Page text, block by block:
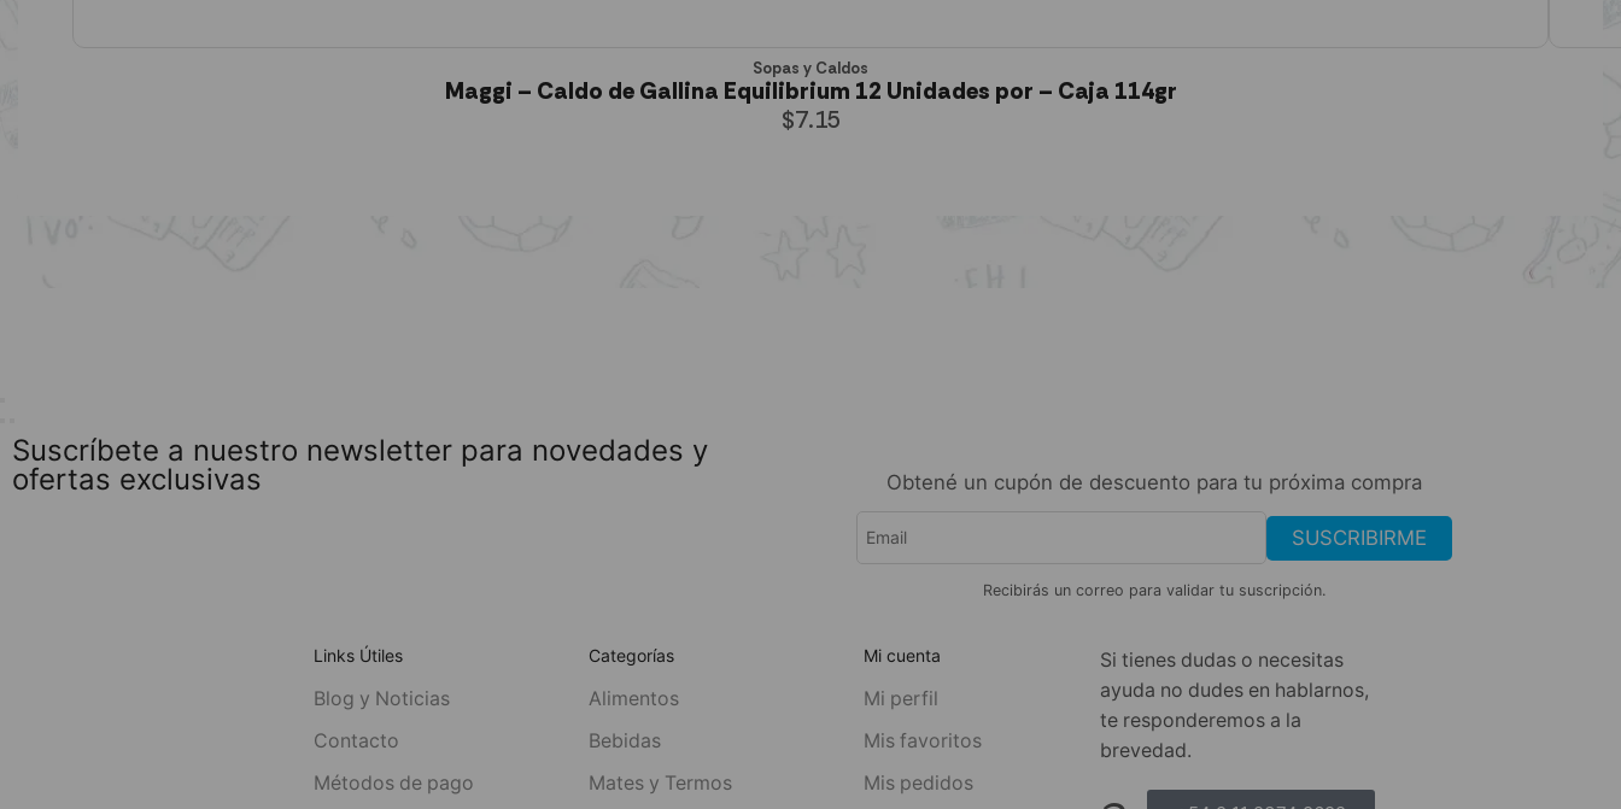
Sopas y Caldos
Maggi – Caldo de Gallina Equilibrium 12 Unidades por – Caja 114gr
$7.15
Suscríbete a nuestro newsletter para novedades y
ofertas exclusivas
Obtené un cupón de descuento para tu próxima compra
SUSCRIBIRME
Recibirás un correo para validar tu suscripción.
Links Útiles
Blog y Noticias
Contacto
Métodos de pago
Categorías
Alimentos
Bebidas
Mates y Termos
Mi cuenta
Mi perfil
Mis favoritos
Mis pedidos
Si tienes dudas o necesitas
ayuda no dudes en hablarnos,
te responderemos a la
brevedad.